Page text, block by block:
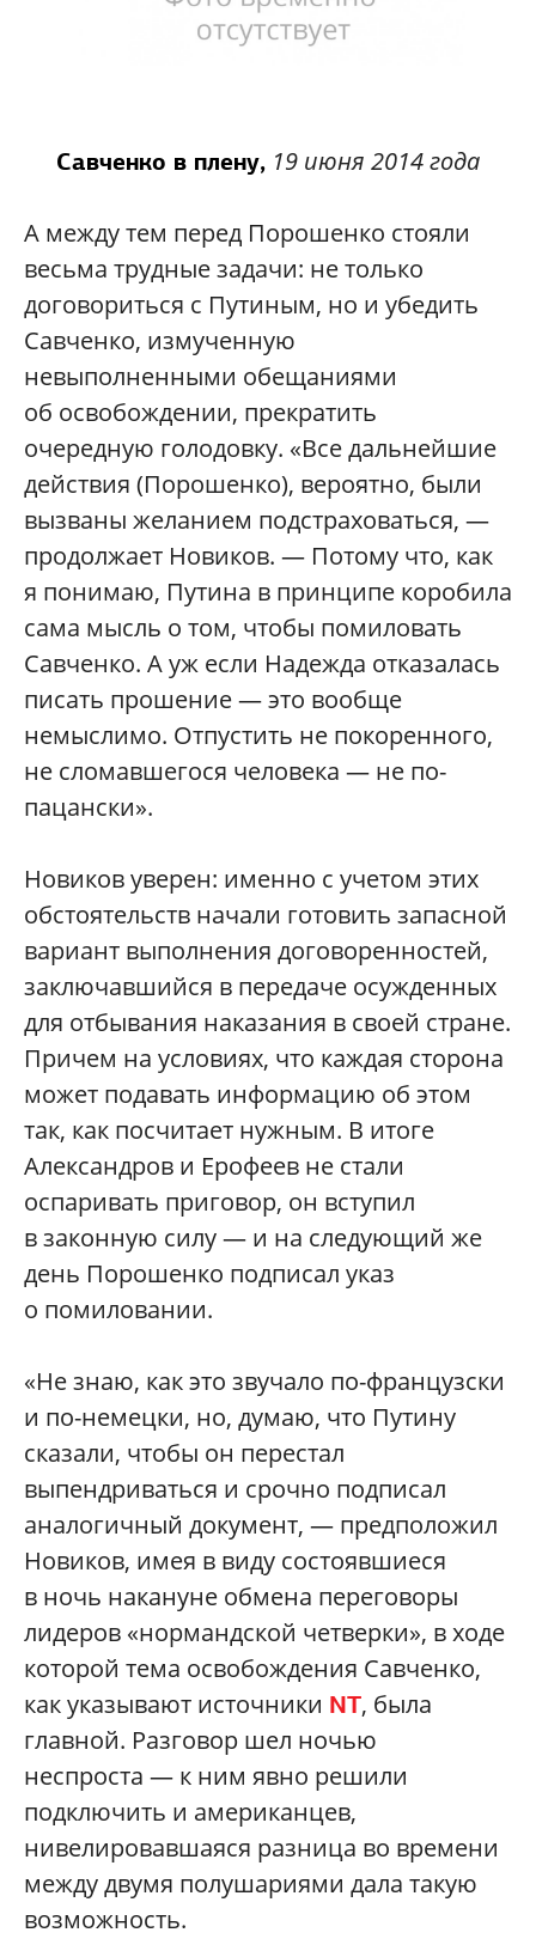
Савченко в плену, 19 июня 2014 года
А между тем перед Порошенко стояли
весьма трудные задачи: не только
договориться с Путиным, но и убедить
Савченко, измученную
невыполненными обещаниями
об освобождении, прекратить
очередную голодовку. «Все дальнейшие
действия (Порошенко), вероятно, были
вызваны желанием подстраховаться, —
продолжает Новиков. — Потому что, как
я понимаю, Путина в принципе коробила
сама мысль о том, чтобы помиловать
Савченко. А уж если Надежда отказалась
писать прошение — это вообще
немыслимо. Отпустить не покоренного,
не сломавшегося человека — не по-
пацански».
Новиков уверен: именно с учетом этих
обстоятельств начали готовить запасной
вариант выполнения договоренностей,
заключавшийся в передаче осужденных
для отбывания наказания в своей стране.
Причем на условиях, что каждая сторона
может подавать информацию об этом
так, как посчитает нужным. В итоге
Александров и Ерофеев не стали
оспаривать приговор, он вступил
в законную силу — и на следующий же
день Порошенко подписал указ
о помиловании.
«Не знаю, как это звучало по-французски
и по-немецки, но, думаю, что Путину
сказали, чтобы он перестал
выпендриваться и срочно подписал
аналогичный документ, — предположил
Новиков, имея в виду состоявшиеся
в ночь накануне обмена переговоры
лидеров «нормандской четверки», в ходе
которой тема освобождения Савченко,
как указывают источники NT, была
главной. Разговор шел ночью
неспроста — к ним явно решили
подключить и американцев,
нивелировавшаяся разница во времени
между двумя полушариями дала такую
возможность.